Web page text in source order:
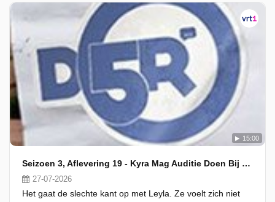
15:00
Seizoen 3, Aflevering 19 - Kyra Mag Auditie Doen Bij Ketnet Musical
27-07-2026
Het gaat de slechte kant op met Leyla. Ze voelt zich niet